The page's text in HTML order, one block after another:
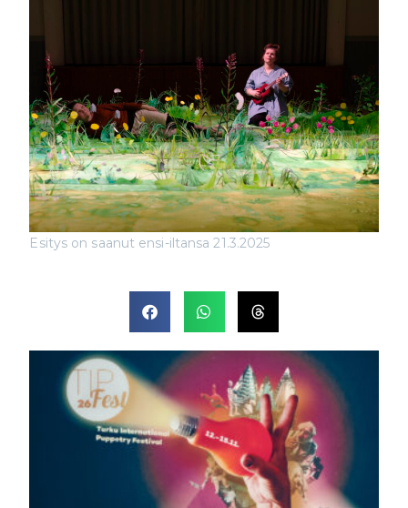
Esitys on saanut ensi-iltansa 21.3.2025